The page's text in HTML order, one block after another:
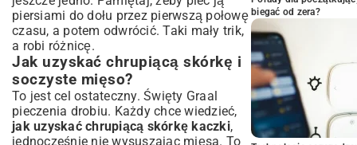
piersiami do dołu przez pierwszą połowę
czasu, a potem odwrócić. Taki mały trik,
a robi różnicę.
Jak uzyskać chrupiącą skórkę i
soczyste mięso?
To jest cel ostateczny. Święty Graal
pieczenia drobiu. Każdy chce wiedzieć,
jak uzyskać chrupiącą skórkę kaczki,
jednocześnie nie wysuszając mięsa. To
biegać od zera?